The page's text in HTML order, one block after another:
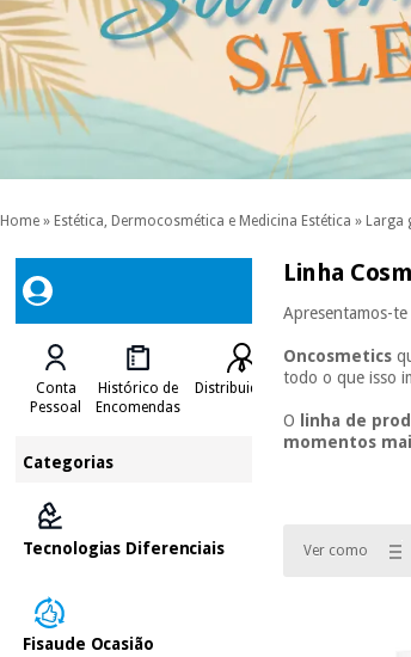
Home » Estética, Dermocosmética e Medicina Estética » Larga
Conta
Pessoal
Histórico de
Encomendas
Distribuidores
Categorias
Tecnologias Diferenciais
Fisaude Ocasião
Linha
Apresentamos-te
Oncosmetics
todo o que isso
O linha de
momentos
Ver como